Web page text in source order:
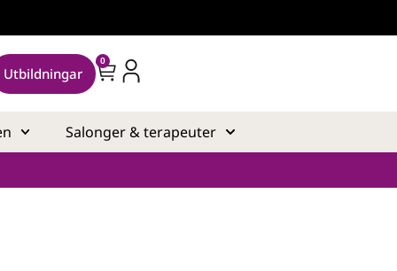
Utbildningar
0
Salonger & terapeuter